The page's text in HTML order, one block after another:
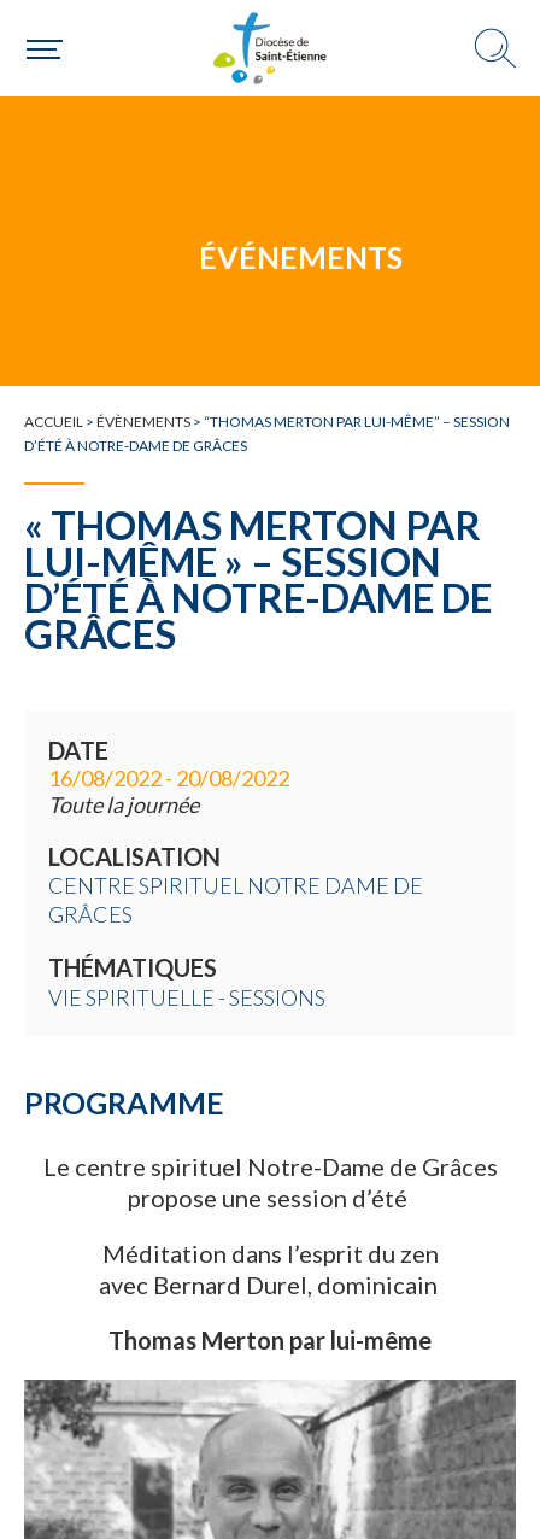
Une personne
ÉVÉNEMENTS
ACCUEIL > ÉVÈNEMENTS > “THOMAS MERTON PAR LUI-MÊME” – SESSION
D’ÉTÉ À NOTRE-DAME DE GRÂCES
« THOMAS MERTON PAR
LUI-MÊME » – SESSION
D’ÉTÉ À NOTRE-DAME DE
GRÂCES
DATE
16/08/2022 - 20/08/2022
Toute la journée
LOCALISATION
CENTRE SPIRITUEL NOTRE DAME DE
GRÂCES
THÉMATIQUES
VIE SPIRITUELLE - SESSIONS
PROGRAMME
Le centre spirituel Notre-Dame de Grâces
propose une session d’été
Méditation dans l’esprit du zen
avec Bernard Durel, dominicain
Thomas Merton par lui-même